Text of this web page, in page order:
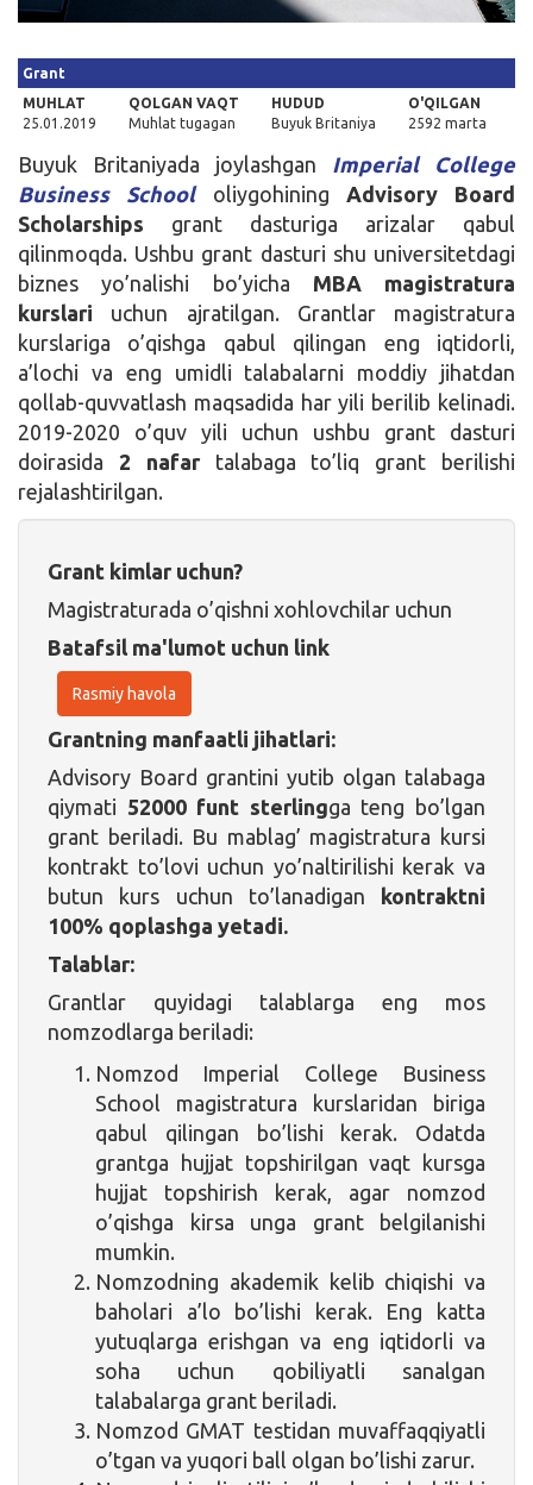
Grant
MUHLAT
25.01.2019
QOLGAN VAQT
Muhlat tugagan
HUDUD
Buyuk Britaniya
O'QILGAN
2592 marta
Buyuk Britaniyada joylashgan Imperial College
Business Schoololiygohining Advisory Board
Scholarships grant dasturiga arizalar qabul
qilinmoqda. Ushbu grant dasturi shu universitetdagi
biznes yo’nalishi bo’yicha MBA magistratura
kurslari uchun ajratilgan. Grantlar magistratura
kurslariga o’qishga qabul qilingan eng iqtidorli,
a’lochi va eng umidli talabalarni moddiy jihatdan
qollab-quvvatlash maqsadida har yili berilib kelinadi.
2019-2020 o’quv yili uchun ushbu grant dasturi
doirasida 2 nafartalabaga to’liq grant berilishi
rejalashtirilgan.
Grant kimlar uchun?
Magistraturada o’qishni xohlovchilar uchun
Batafsil ma'lumot uchun link
Rasmiy havola
Grantning manfaatli jihatlari:
Advisory Board grantini yutib olgan talabaga
qiymati 52000 funt sterlingga teng bo’lgan
grant beriladi. Bu mablag’ magistratura kursi
kontrakt to’lovi uchun yo’naltirilishi kerak va
butun kurs uchun to’lanadigan kontraktni
100% qoplashga yetadi.
Talablar:
Grantlar quyidagi talablarga eng mos
nomzodlarga beriladi:
Nomzod Imperial College Business
School magistratura kurslaridan biriga
qabul qilingan bo’lishi kerak. Odatda
grantga hujjat topshirilgan vaqt kursga
hujjat topshirish kerak, agar nomzod
o’qishga kirsa unga grant belgilanishi
mumkin.
Nomzodning akademik kelib chiqishi va
baholari a’lo bo’lishi kerak. Eng katta
yutuqlarga erishgan va eng iqtidorli va
soha uchun qobiliyatli sanalgan
talabalarga grant beriladi.
Nomzod GMAT testidan muvaffaqqiyatli
o’tgan va yuqori ball olgan bo’lishi zarur.